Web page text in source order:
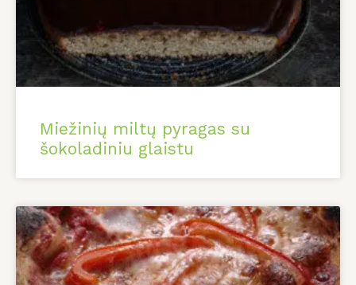
Miežinių miltų pyragas su
šokoladiniu glaistu